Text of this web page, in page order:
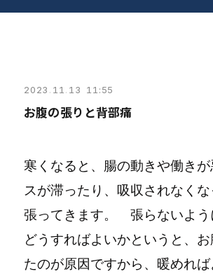
2023 . 11 . 13 11:55
お腹の張りと背部痛
寒くなると、腸の動きや働き
スが滞ったり、吸収されなく
張ってきます。
張らないよう
どうすればよいかというと、お
たのが原因ですから、暖めれば